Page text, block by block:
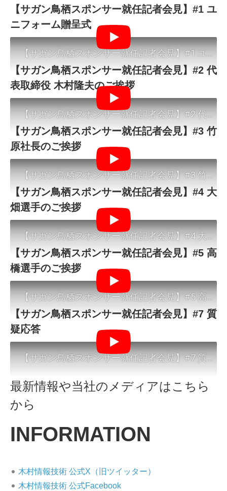
【サガン鳥栖スポンサー就任記者会見】#1 ユ
ニフォーム贈呈式
Play
【サガン鳥栖スポンサー就任記者会見】#2 代
表取締役 木村隆夫のご挨拶
Play
【サガン鳥栖スポンサー就任記者会見】#3 竹
原社長のご挨拶
Play
【サガン鳥栖スポンサー就任記者会見】#4 大
畑選手のご挨拶
Play
【サガン鳥栖スポンサー就任記者会見】#5 高
橋選手のご挨拶
Play
【サガン鳥栖スポンサー就任記者会見】#7 質
疑応答
Play
最新情報や当社のメディアはこちら
から
木村情報技術 公式X（旧ツイッター）
木村情報技術 公式Facebook